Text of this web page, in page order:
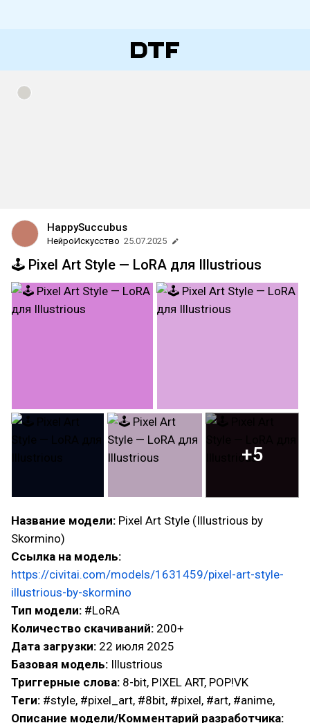
HappySuccubus
НейроИскусство 25.07.2025
🕹 Pixel Art Style — LoRA для Illustrious
+5
Название модели: Pixel Art Style (Illustrious by
Skormino)
Ссылка на модель:
https://civitai.com/models/1631459/pixel-art-style-
illustrious-by-skormino
Тип модели: #LoRA
Количество скачиваний: 200+
Дата загрузки: 22 июля 2025
Базовая модель: Illustrious
Триггерные слова: 8-bit, PIXEL ART, POP!VK
Теги: #style, #pixel_art, #8bit, #pixel, #art, #anime,
Описание модели/Комментарий разработчика: